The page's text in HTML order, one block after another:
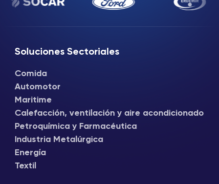
Soluciones Sectoriales
Comida
Automotor
Maritime
Calefacción, ventilación y aire acondicionado
Petroquímica y Farmacéutica
Industria Metalúrgica
Energía
Textil